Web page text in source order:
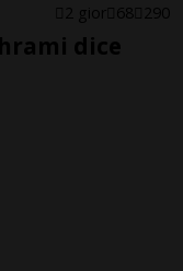
2 gior 68 290
dice